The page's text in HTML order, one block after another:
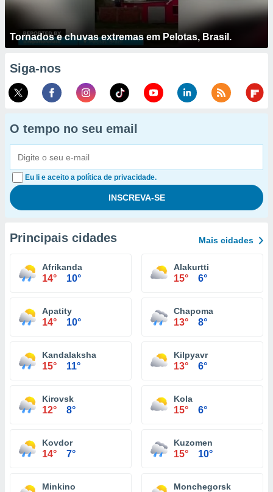
Tornados e chuvas extremas em Pelotas, Brasil.
Siga-nos
O tempo no seu email
Eu li e aceito a política de privacidade.
Principais cidades Mais cidades
Afrikanda
14° 10°
Alakurtti
15° 6°
Apatity
14° 10°
Chapoma
13° 8°
Kandalaksha
15° 11°
Kilpyavr
13° 6°
Kirovsk
12° 8°
Kola
15° 6°
Kovdor
14° 7°
Kuzomen
15° 10°
Minkino Monchegorsk